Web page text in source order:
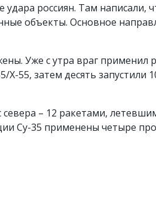
россиян. Там написали,
объекты. Основное
Уже с утра враг применил
55, затем десять запустили
– 12 ракетами,
Су-35 применены четыре